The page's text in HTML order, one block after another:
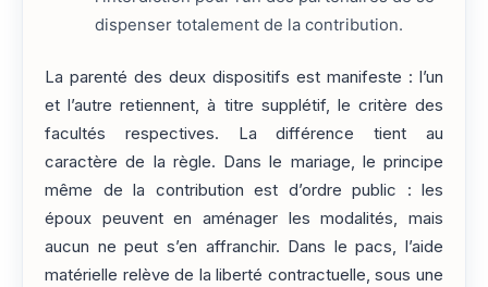
dispenser totalement de la contribution.
La parenté des deux dispositifs est manifeste : l’un
et l’autre retiennent, à titre supplétif, le critère des
facultés respectives. La différence tient au
caractère de la règle. Dans le mariage, le principe
même de la contribution est d’ordre public : les
époux peuvent en aménager les modalités, mais
aucun ne peut s’en affranchir. Dans le pacs, l’aide
matérielle relève de la liberté contractuelle, sous une